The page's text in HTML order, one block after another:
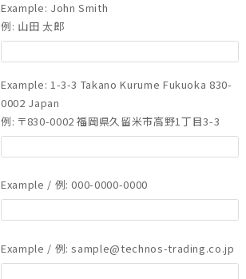
Example: John Smith
例: 山田 太郎
Example: 1-3-3 Takano Kurume Fukuoka 830-
0002 Japan
例: 〒830-0002 福岡県久留米市高野1丁目3-3
Example / 例: 000-0000-0000
Example / 例: sample@technos-trading.co.jp